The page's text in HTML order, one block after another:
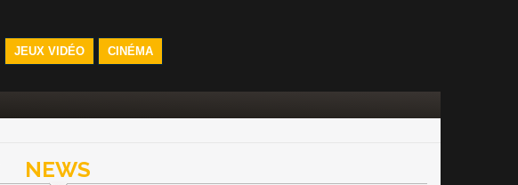
JEUX VIDÉO CINÉMA
NEWS